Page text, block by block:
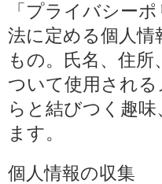
「プライバシー
法に定める個人情
もの。氏名、住
ついて使用され
らと結びつく趣
ます。
個人情報の収集